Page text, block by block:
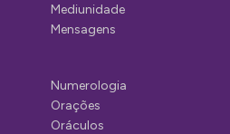
Mediunidade
Mensagens
Numerologia
Orações
Oráculos